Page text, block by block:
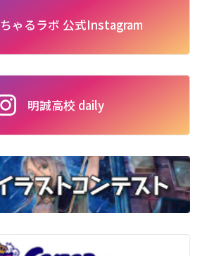
ゃるラボ 公式Instagram
明誠高校 daily